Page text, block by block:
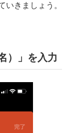
いきましょう。
）」を入力